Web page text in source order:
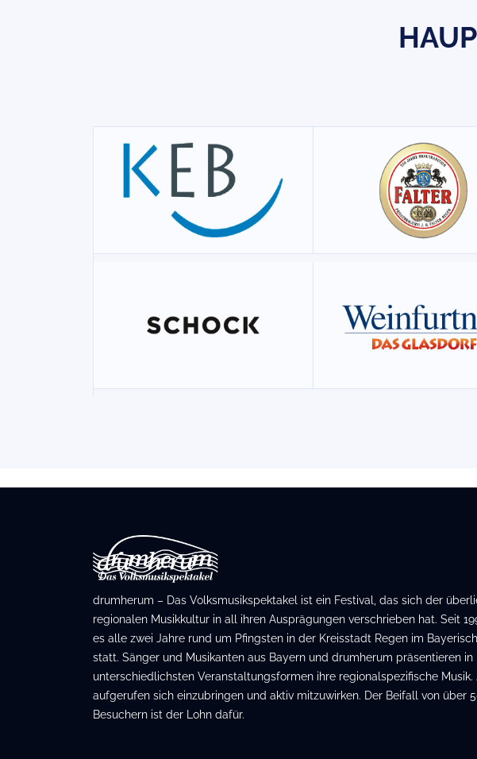
drumherum – Das Volksmusikspektakel ist ein Festival, das sich der
regionalen Musikkultur in all ihren Ausprägungen verschrieben hat. Seit
es alle zwei Jahre rund um Pfingsten in der Kreisstadt Regen im
statt. Sänger und Musikanten aus Bayern und drumherum präsentieren in
unterschiedlichsten Veranstaltungsformen ihre regionalspezifische Musik.
aufgerufen sich einzubringen und aktiv mitzuwirken. Der Beifall von über
Besuchern ist der Lohn dafür.